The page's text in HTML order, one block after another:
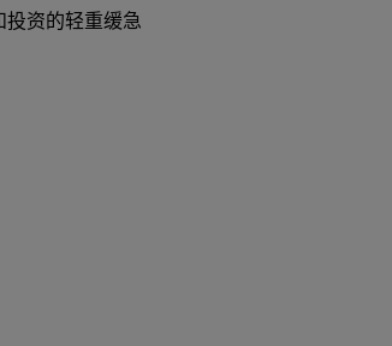
投资的轻重缓急